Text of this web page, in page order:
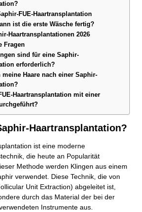
FUE-Haartransplantation
ist die erste Wäsche fertig?
Haartransplantationen 2026
Fragen
sind für eine Saphir-
erforderlich?
meine Haare nach einer Saphir-
Haartransplantation mit einer
Haartransplantation?
ist eine moderne
die heute an Popularität
Methode werden Klingen aus einem
verwendet. Diese Technik, die von
Unit Extraction) abgeleitet ist,
durch das Material der bei der
Instrumente aus.